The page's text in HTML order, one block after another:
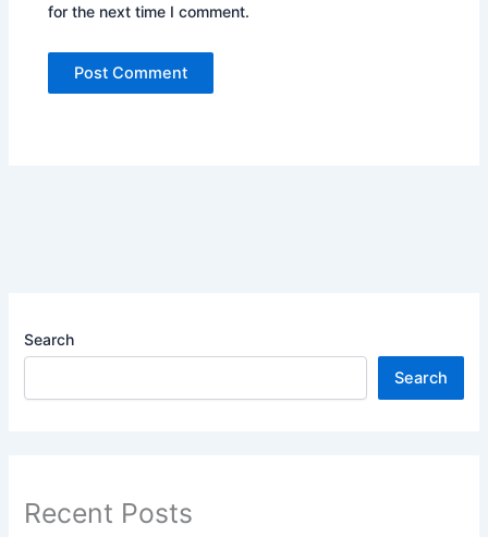
for the next time I comment.
Search
Search
Recent Posts